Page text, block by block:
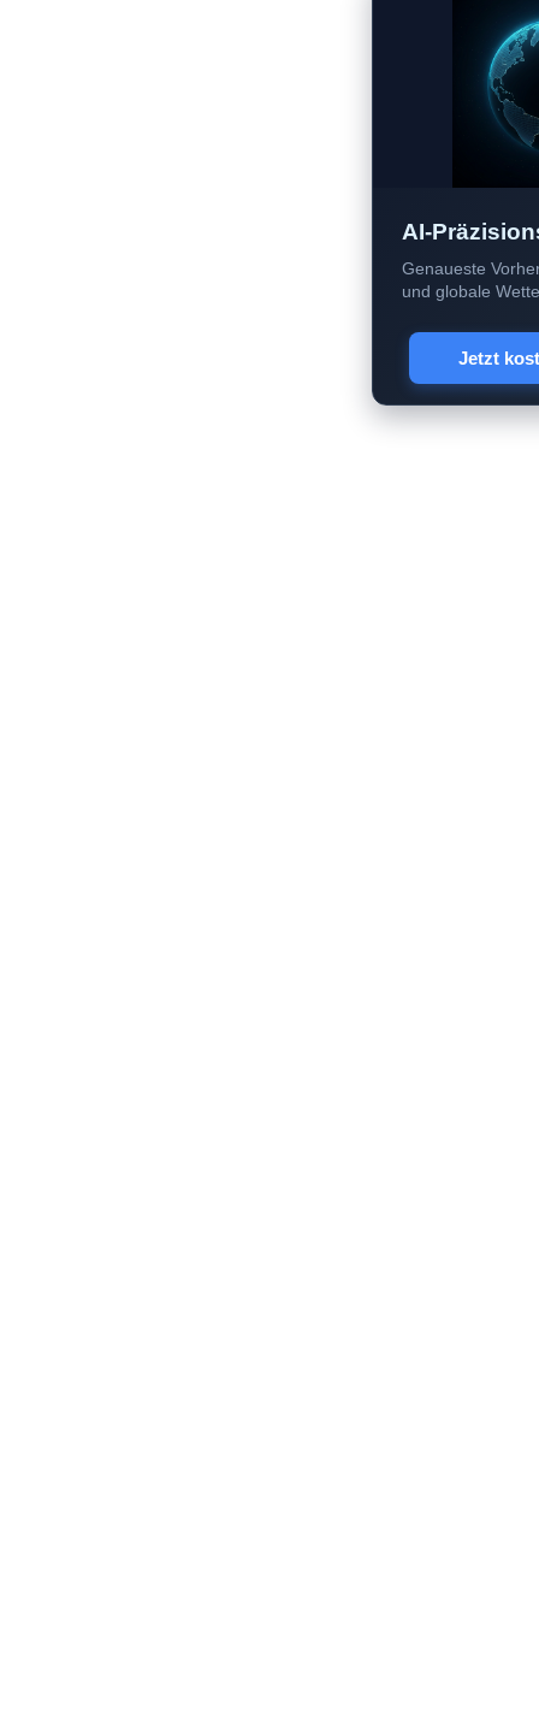
AI-
Genaueste
und globale
Jetzt